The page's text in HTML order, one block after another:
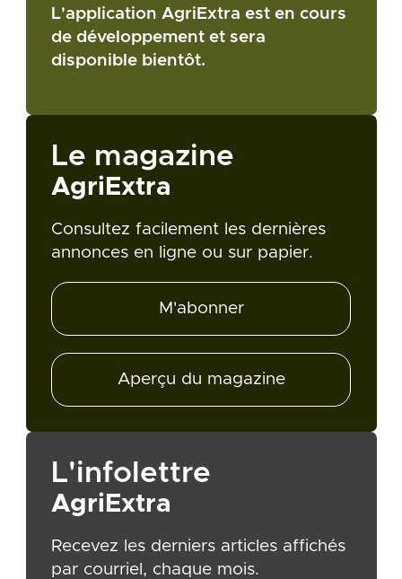
L'application AgriExtra est en cours
de développement et sera
disponible bientôt.
Le magazine
AgriExtra
Consultez facilement les dernières
annonces en ligne ou sur papier.
M'abonner
Aperçu du magazine
L'infolettre
AgriExtra
Recevez les derniers articles affichés
par courriel, chaque mois.